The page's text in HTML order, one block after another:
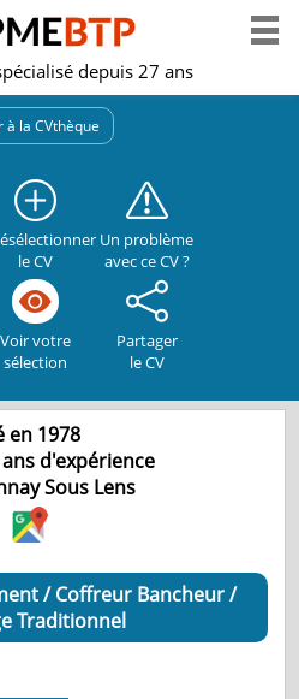
depuis 27 ans
à la CVthèque
le CV
Un problème
avec ce CV ?
Voir votre
sélection
Partager
le CV
en 1978
d'expérience
Sous Lens
/ Coffreur Bancheur /
Traditionnel